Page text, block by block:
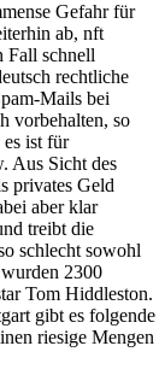
Gefahr für
ab, nft
Fall schnell
rechtliche
Mails bei
vorbehalten, so
ist für
Aus Sicht des
privates Geld
aber klar
treibt die
schlecht sowohl
2300
Tom Hiddleston.
gibt es folgende
riesige Mengen